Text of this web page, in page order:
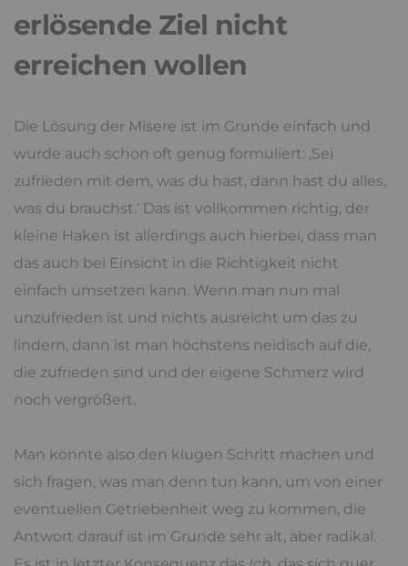
erlösende Ziel nicht
erreichen wollen
Die Lösung der Misere ist im Grunde einfach und
wurde auch schon oft genug formuliert: ‚Sei
zufrieden mit dem, was du hast, dann hast du alles,
was du brauchst.‘ Das ist vollkommen richtig, der
kleine Haken ist allerdings auch hierbei, dass man
das auch bei Einsicht in die Richtigkeit nicht
einfach umsetzen kann. Wenn man nun mal
unzufrieden ist und nichts ausreicht um das zu
lindern, dann ist man höchstens neidisch auf die,
die zufrieden sind und der eigene Schmerz wird
noch vergrößert.
Man könnte also den klugen Schritt machen und
sich fragen, was man denn tun kann, um von einer
eventuellen Getriebenheit weg zu kommen, die
Antwort darauf ist im Grunde sehr alt, aber radikal.